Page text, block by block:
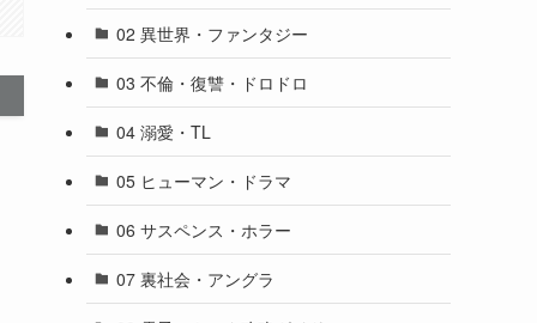
02 異世界・ファンタジー
03 不倫・復讐・ドロドロ
04 溺愛・TL
05 ヒューマン・ドラマ
06 サスペンス・ホラー
07 裏社会・アングラ